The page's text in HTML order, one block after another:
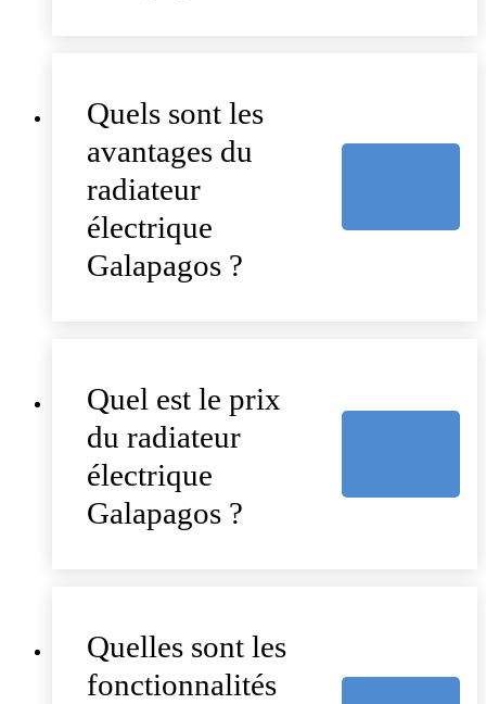
Quels sont les
avantages du
radiateur
électrique
Galapagos ?
Quel est le prix
du radiateur
électrique
Galapagos ?
Quelles sont les
fonctionnalités